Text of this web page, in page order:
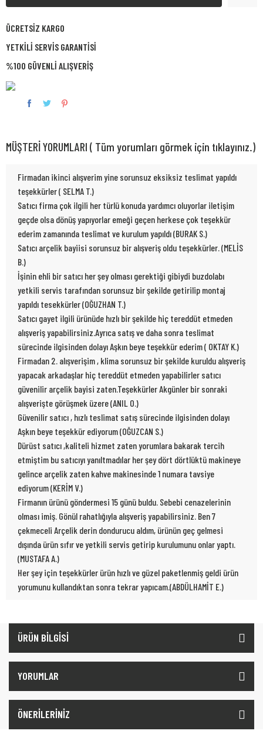
ÜCRETSİZ KARGO
YETKİLİ SERVİS GARANTİSİ
%100 GÜVENLİ ALIŞVERİŞ
MÜŞTERİ YORUMLARI ( Tüm yorumları görmek için tıklayınız.)
Firmadan ikinci alışverim yine sorunsuz eksiksiz teslimat yapıldı
teşekkürler ( SELMA T.)
Satıcı firma çok ilgili her türlü konuda yardımcı oluyorlar iletişim
geçde olsa dönüş yapıyorlar emeği geçen herkese çok teşekkür
ederim zamanında teslimat ve kurulum yapıldı (BURAK S.)
Satıcı arçelik bayiisi sorunsuz bir alışveriş oldu teşekkürler. (MELİS
B.)
İşinin ehli bir satıcı her şey olması gerektiği gibiydi buzdolabı
yetkili servis tarafından sorunsuz bir şekilde getirilip montaj
yapıldı tesekkürler (OĞUZHAN T.)
Satıcı gayet ilgili ürünüde hızlı bir şekilde hiç tereddüt etmeden
alışveriş yapabilirsiniz.Ayrıca satış ve daha sonra teslimat
sürecinde ilgisinden dolayı Aşkın beye teşekkür ederim ( OKTAY K.)
Firmadan 2. alışverişim , klima sorunsuz bir şekilde kuruldu alışveriş
yapacak arkadaşlar hiç tereddüt etmeden yapabilirler satıcı
güvenilir arçelik bayisi zaten.Teşekkürler Akgünler bir sonraki
alışverişte görüşmek üzere (ANIL O.)
Güvenilir satıcı , hızlı teslimat satış sürecinde ilgisinden dolayı
Aşkın beye teşekkür ediyorum (OĞUZCAN S.)
Dürüst satıcı ,kaliteli hizmet zaten yorumlara bakarak tercih
etmiştim bu satıcıyı yanıltmadılar her şey dört dörtlüktü makineye
gelince arçelik zaten kahve makinesinde 1 numara tavsiye
ediyorum (KERİM V.)
Firmanın ürünü göndermesi 15 günü buldu. Sebebi cenazelerinin
olması imiş. Gönül rahatlığıyla alışveriş yapabilirsiniz. Ben 7
çekmeceli Arçelik derin dondurucu aldım, ürünün geç gelmesi
dışında ürün sıfır ve yetkili servis getirip kurulumunu onlar yaptı.
(MUSTAFA A.)
Her şey için teşekkürler ürün hızlı ve güzel paketlenmiş geldi ürün
yorumunu kullandıktan sonra tekrar yapıcam.(ABDÜLHAMİT E.)
ÜRÜN BİLGİSİ
YORUMLAR
ÖNERİLERİNİZ